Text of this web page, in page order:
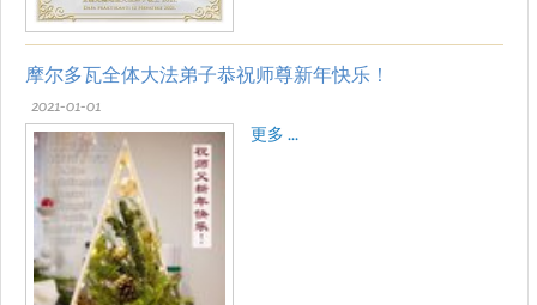
摩尔多瓦全体大法弟子恭祝师尊新年快乐！
2021-01-01
更多 ...